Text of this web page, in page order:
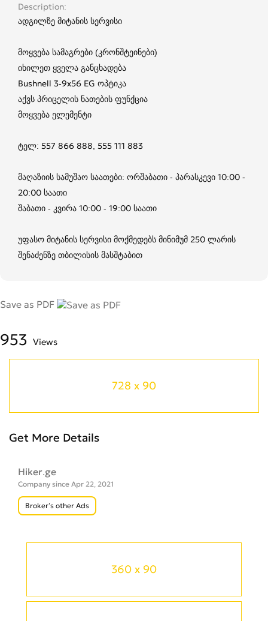
360 x 90
Description
ადგილზე მიტანის სერვისი
მოყვება სამაგრები (კრონშტეინები)
იხილეთ ყველა განცხადება
Bushnell 3-9x56 EG ოპტიკა
აქვს პრიცელის ნათების ფუნქცია
მოყვება ელემენტი
ტელ: 557 866 888, 555 111 883
მაღაზიის სამუშაო საათები: ორშაბათი - პარასკევი 10:00 -
20:00 საათი
შაბათი - კვირა 10:00 - 19:00 საათი
უფასო მიტანის სერვისი მოქმედებს მინიმუმ 250 ლარის
შენაძენზე თბილისის მასშტაბით
Save as PDF
953 Views
728 x 90
Get More Details
Hiker.ge
Company since Apr 22, 2021
Broker’s other Ads